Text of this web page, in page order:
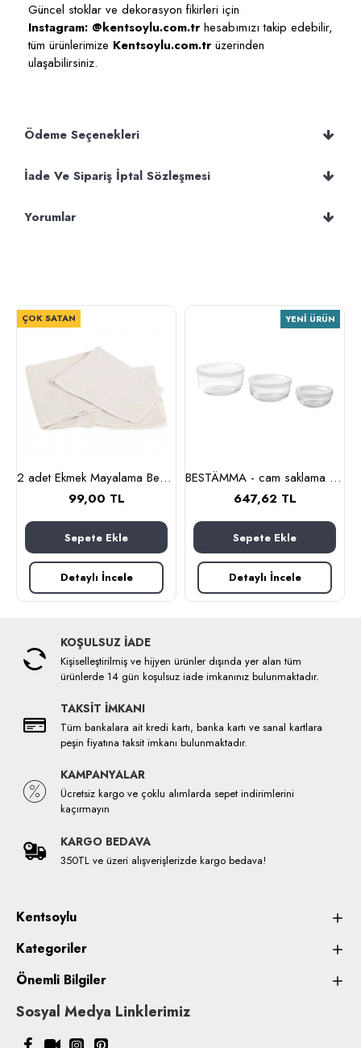
Güncel stoklar ve dekorasyon fikirleri için
Instagram: @kentsoylu.com.trhesabımızı takip edebilir,
tüm ürünlerimize Kentsoylu.com.trüzerinden
ulaşabilirsiniz.
Ödeme Seçenekleri
İade Ve Sipariş İptal Sözleşmesi
Yorumlar
ÇOK SATAN
2 adet Ekmek Mayalama Bezi 50x70 cm, %100 Pamuk Amerikan Pasa Bezi
99,00 TL
Sepete Ekle
Detaylı İncele
YENI ÜRÜN
BESTÄMMA - cam saklama kabı seti (cam)
647,62 TL
Sepete Ekle
Detaylı İncele
KOŞULSUZ İADE
Kişiselleştirilmiş ve hijyen ürünler dışında yer alan tüm
ürünlerde 14 gün koşulsuz iade imkanınız bulunmaktadır.
TAKSİT İMKANI
Tüm bankalara ait kredi kartı, banka kartı ve sanal kartlara
peşin fiyatına taksit imkanı bulunmaktadır.
KAMPANYALAR
Ücretsiz kargo ve çoklu alımlarda sepet indirimlerini
kaçırmayın
KARGO BEDAVA
350TL ve üzeri alışverişlerizde kargo bedava!
Kentsoylu
Kategoriler
Önemli Bilgiler
Sosyal Medya Linklerimiz